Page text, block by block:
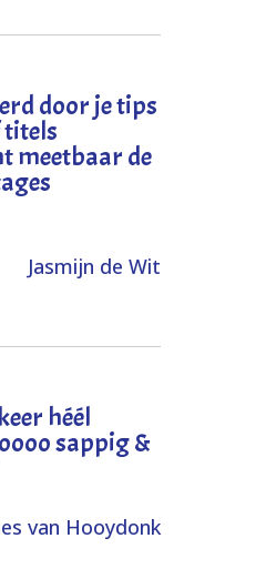
door je tips
meetbaar de
Jasmijn de Wit
héél
sappig &
van Hooydonk